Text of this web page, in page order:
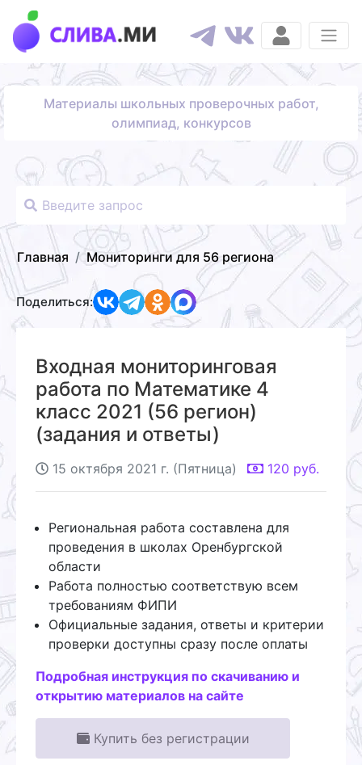
Материалы школьных проверочных работ,
олимпиад, конкурсов
Главная Мониторинги для 56 региона
Поделиться:
Входная мониторинговая
работа по Математике 4
класс 2021 (56 регион)
(задания и ответы)
15 октября 2021 г. (Пятница) 120 руб.
Региональная работа составлена для
проведения в школах Оренбургской
области
Работа полностью соответствую всем
требованиям ФИПИ
Официальные задания, ответы и критерии
проверки доступны сразу после оплаты
Подробная инструкция по скачиванию и
открытию материалов на сайте
Купить без регистрации